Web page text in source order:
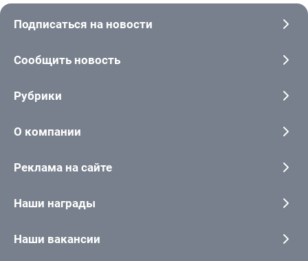
Подписаться на новости
Сообщить новость
Рубрики
О компании
Реклама на сайте
Наши награды
Наши вакансии